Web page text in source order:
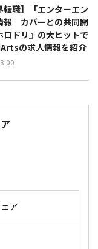
転職】「エンターエン
報 カバーとの共同開
ロドリ』の大ヒットで
の求人情報を紹介
ア